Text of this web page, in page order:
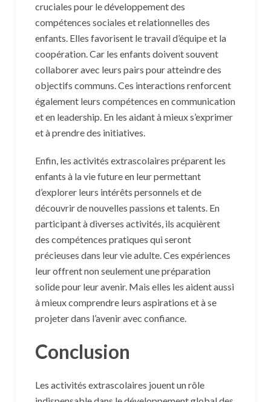
cruciales pour le développement des
compétences sociales et relationnelles des
enfants. Elles favorisent le travail d’équipe et la
coopération. Car les enfants doivent souvent
collaborer avec leurs pairs pour atteindre des
objectifs communs. Ces interactions renforcent
également leurs compétences en communication
et en leadership. En les aidant à mieux s’exprimer
et à prendre des initiatives.
Enfin, les activités extrascolaires préparent les
enfants à la vie future en leur permettant
d’explorer leurs intérêts personnels et de
découvrir de nouvelles passions et talents. En
participant à diverses activités, ils acquièrent
des compétences pratiques qui seront
précieuses dans leur vie adulte. Ces expériences
leur offrent non seulement une préparation
solide pour leur avenir. Mais elles les aident aussi
à mieux comprendre leurs aspirations et à se
projeter dans l’avenir avec confiance.
Conclusion
Les activités extrascolaires jouent un rôle